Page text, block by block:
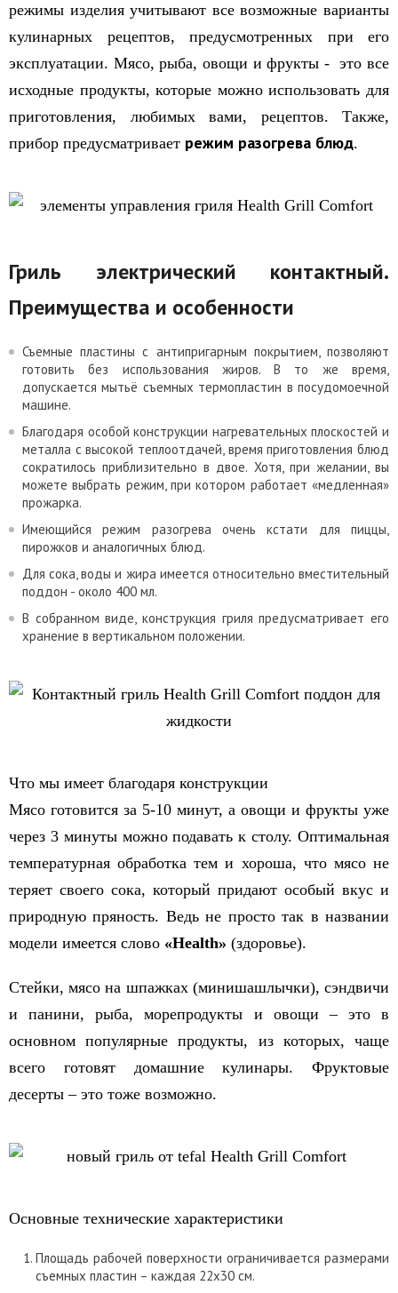
режимы изделия учитывают все возможные варианты
кулинарных рецептов, предусмотренных при его
эксплуатации. Мясо, рыба, овощи и фрукты - это все
исходные продукты, которые можно использовать для
приготовления, любимых вами, рецептов. Также,
прибор предусматривает режим разогрева блюд.
Гриль электрический контактный.
Преимущества и особенности
Съемные пластины с антипригарным покрытием, позволяют
готовить без использования жиров. В то же время,
допускается мытьё съемных термопластин в посудомоечной
машине.
Благодаря особой конструкции нагревательных плоскостей и
металла с высокой теплоотдачей, время приготовления блюд
сократилось приблизительно в двое. Хотя, при желании, вы
можете выбрать режим, при котором работает «медленная»
прожарка.
Имеющийся режим разогрева очень кстати для пиццы,
пирожков и аналогичных блюд.
Для сока, воды и жира имеется относительно вместительный
поддон - около 400 мл.
В собранном виде, конструкция гриля предусматривает его
хранение в вертикальном положении.
Что мы имеет благодаря конструкции
Мясо готовится за 5-10 минут, а овощи и фрукты уже
через 3 минуты можно подавать к столу. Оптимальная
температурная обработка тем и хороша, что мясо не
теряет своего сока, который придают особый вкус и
природную пряность. Ведь не просто так в названии
модели имеется слово «Health» (здоровье).
Стейки, мясо на шпажках (минишашлычки), сэндвичи
и панини, рыба, морепродукты и овощи – это в
основном популярные продукты, из которых, чаще
всего готовят домашние кулинары. Фруктовые
десерты – это тоже возможно.
Основные технические характеристики
Площадь рабочей поверхности ограничивается размерами
съемных пластин – каждая 22х30 см.